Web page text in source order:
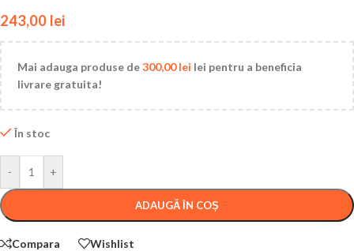
243,00 lei
Mai adauga produse de300,00lei lei pentru a beneficia
livrare gratuita!
În stoc
- +
ADAUGĂ ÎN COȘ
Compara Wishlist